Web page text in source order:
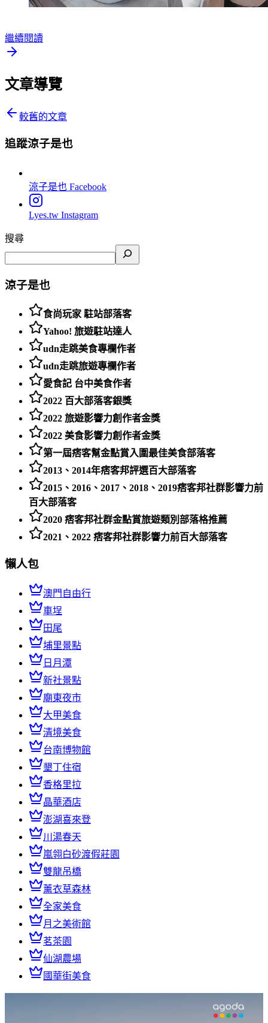
繼續閱讀
文章導覽
較舊的文章
追蹤涼子是也
涼子是也 Facebook
Lyes.tw Instagram
搜尋
涼子是也
食尚玩家 駐站部落客
Yahoo! 旅遊駐站達人
udn走跳美食專欄作者
udn走跳旅遊專欄作者
愛食記 台中美食作者
2022 百大部落客銀獎
2022 旅遊影響力創作者金獎
2022 美食影響力創作者金獎
第一屆痞客幫金點賞入圍最佳美食部落客
2013、2014年痞客邦評選百大部落客
2015、2016、2017、2018、2019痞客邦社群影響力前
百大部落客
2020 痞客邦社群金點賞旅遊類別部落格推薦
2021、2022 痞客邦社群影響力前百大部落客
懶人包
澳門自由行
車埕
田尾
埔里景點
日月潭
新社景點
廟東夜市
大甲美食
清境美食
台南博物館
墾丁住宿
香格里拉
晶華酒店
澎湖喜來登
川湯春天
嵐翎白砂渡假莊園
雙龍吊橋
薰衣草森林
全家美食
月之美術館
茗茶園
仙湖農場
國華街美食